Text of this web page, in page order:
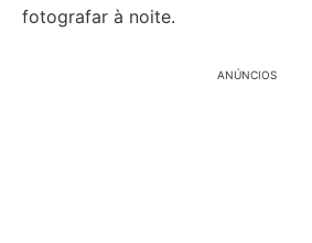
fotografar à noite.
ANÚNCIOS